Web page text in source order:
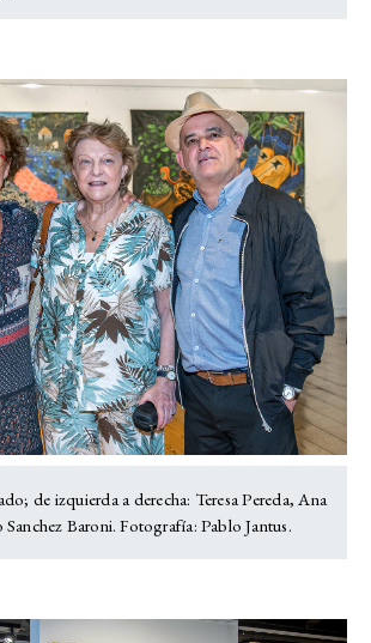
de izquierda a derecha: Teresa Pereda, Ana
Sanchez Baroni. Fotografía: Pablo Jantus.